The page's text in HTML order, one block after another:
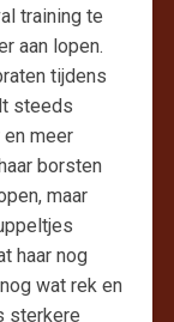
training te
aan lopen.
tijdens
steeds
meer
borsten
maar
haar nog
wat rek en
sterkere